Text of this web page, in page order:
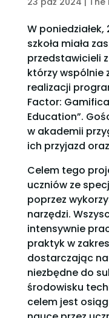
W poniedziałek,
szkoła miała
przedstawicieli
którzy wspólnie
realizacji
Factor:
Education”.
w akademii
ich przyjazd
Celem tego
uczniów ze
poprzez
narzędzi.
intensywnie
praktyk w
dostarczając
niezbędne do
środowisku
celem jest